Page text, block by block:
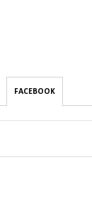
FACEBOOK